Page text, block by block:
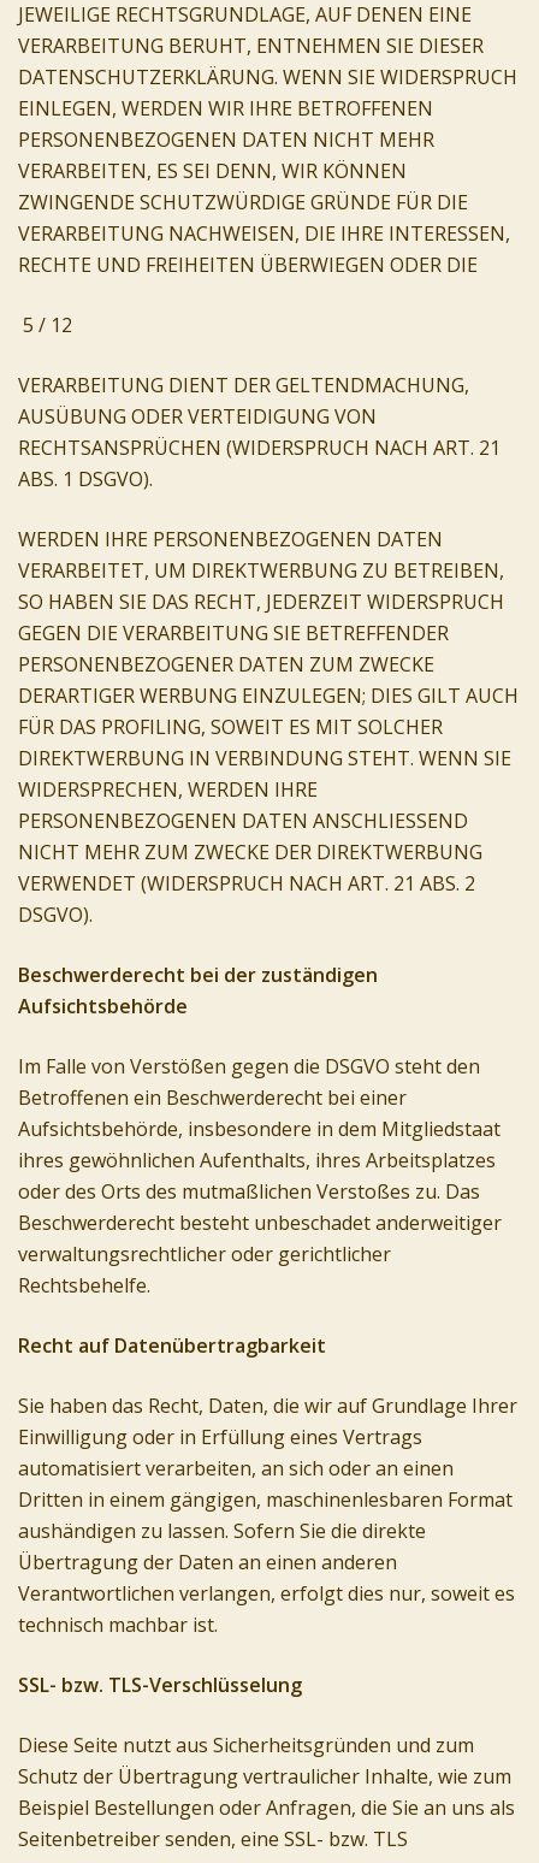
JEWEILIGE RECHTSGRUNDLAGE, AUF DENEN EINE
VERARBEITUNG BERUHT, ENTNEHMEN SIE DIESER
DATENSCHUTZERKLÄRUNG. WENN SIE WIDERSPRUCH
EINLEGEN, WERDEN WIR IHRE BETROFFENEN
PERSONENBEZOGENEN DATEN NICHT MEHR
VERARBEITEN, ES SEI DENN, WIR KÖNNEN
ZWINGENDE SCHUTZWÜRDIGE GRÜNDE FÜR DIE
VERARBEITUNG NACHWEISEN, DIE IHRE INTERESSEN,
RECHTE UND FREIHEITEN ÜBERWIEGEN ODER DIE
5 / 12
VERARBEITUNG DIENT DER GELTENDMACHUNG,
AUSÜBUNG ODER VERTEIDIGUNG VON
RECHTSANSPRÜCHEN (WIDERSPRUCH NACH ART. 21
ABS. 1 DSGVO).
WERDEN IHRE PERSONENBEZOGENEN DATEN
VERARBEITET, UM DIREKTWERBUNG ZU BETREIBEN,
SO HABEN SIE DAS RECHT, JEDERZEIT WIDERSPRUCH
GEGEN DIE VERARBEITUNG SIE BETREFFENDER
PERSONENBEZOGENER DATEN ZUM ZWECKE
DERARTIGER WERBUNG EINZULEGEN; DIES GILT AUCH
FÜR DAS PROFILING, SOWEIT ES MIT SOLCHER
DIREKTWERBUNG IN VERBINDUNG STEHT. WENN SIE
WIDERSPRECHEN, WERDEN IHRE
PERSONENBEZOGENEN DATEN ANSCHLIESSEND
NICHT MEHR ZUM ZWECKE DER DIREKTWERBUNG
VERWENDET (WIDERSPRUCH NACH ART. 21 ABS. 2
DSGVO).
Beschwerderecht bei der zuständigen
Aufsichtsbehörde
Im Falle von Verstößen gegen die DSGVO steht den
Betroffenen ein Beschwerderecht bei einer
Aufsichtsbehörde, insbesondere in dem Mitgliedstaat
ihres gewöhnlichen Aufenthalts, ihres Arbeitsplatzes
oder des Orts des mutmaßlichen Verstoßes zu. Das
Beschwerderecht besteht unbeschadet anderweitiger
verwaltungsrechtlicher oder gerichtlicher
Rechtsbehelfe.
Recht auf Datenübertragbarkeit
Sie haben das Recht, Daten, die wir auf Grundlage Ihrer
Einwilligung oder in Erfüllung eines Vertrags
automatisiert verarbeiten, an sich oder an einen
Dritten in einem gängigen, maschinenlesbaren Format
aushändigen zu lassen. Sofern Sie die direkte
Übertragung der Daten an einen anderen
Verantwortlichen verlangen, erfolgt dies nur, soweit es
technisch machbar ist.
SSL- bzw. TLS-Verschlüsselung
Diese Seite nutzt aus Sicherheitsgründen und zum
Schutz der Übertragung vertraulicher Inhalte, wie zum
Beispiel Bestellungen oder Anfragen, die Sie an uns als
Seitenbetreiber senden, eine SSL- bzw. TLS